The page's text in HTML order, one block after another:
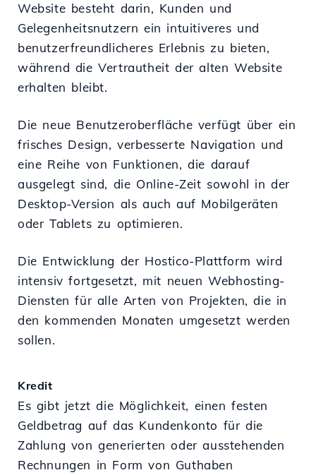
Website besteht darin, Kunden und
Gelegenheitsnutzern ein intuitiveres und
benutzerfreundlicheres Erlebnis zu bieten,
während die Vertrautheit der alten Website
erhalten bleibt.
Die neue Benutzeroberfläche verfügt über ein
frisches Design, verbesserte Navigation und
eine Reihe von Funktionen, die darauf
ausgelegt sind, die Online-Zeit sowohl in der
Desktop-Version als auch auf Mobilgeräten
oder Tablets zu optimieren.
Die Entwicklung der Hostico-Plattform wird
intensiv fortgesetzt, mit neuen Webhosting-
Diensten für alle Arten von Projekten, die in
den kommenden Monaten umgesetzt werden
sollen.
Kredit
Es gibt jetzt die Möglichkeit, einen festen
Geldbetrag auf das Kundenkonto für die
Zahlung von generierten oder ausstehenden
Rechnungen in Form von Guthaben